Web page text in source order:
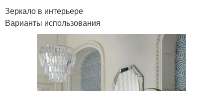
Зеркало в интерьере
Варианты использования